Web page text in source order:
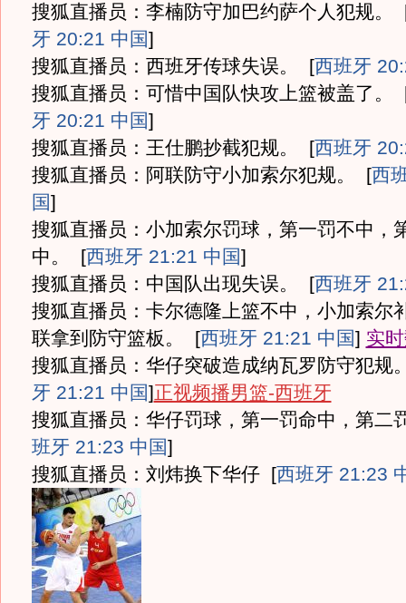
搜狐直播员：李楠防守加巴约萨个人犯规。
牙 20:21 中国]
搜狐直播员：西班牙传球失误。
[西班牙
搜狐直播员：可惜中国队快攻上篮被盖了。
牙 20:21 中国]
搜狐直播员：王仕鹏抄截犯规。
[西班牙
搜狐直播员：阿联防守小加索尔犯规。
[西
国]
搜狐直播员：小加索尔罚球，第一罚不中，
中。
[西班牙 21:21 中国]
搜狐直播员：中国队出现失误。
[西班牙
搜狐直播员：卡尔德隆上篮不中，小加索尔
联拿到防守篮板。
[西班牙 21:21 中国] 实
搜狐直播员：华仔突破造成纳瓦罗防守犯规
牙 21:21 中国]正视频播男篮-西班牙
搜狐直播员：华仔罚球，第一罚命中，第二
班牙 21:23 中国]
搜狐直播员：刘炜换下华仔[西班牙 21:23